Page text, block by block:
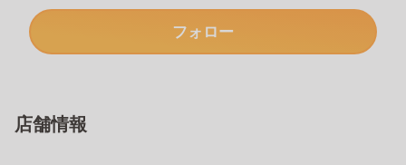
フォロー
店舗情報